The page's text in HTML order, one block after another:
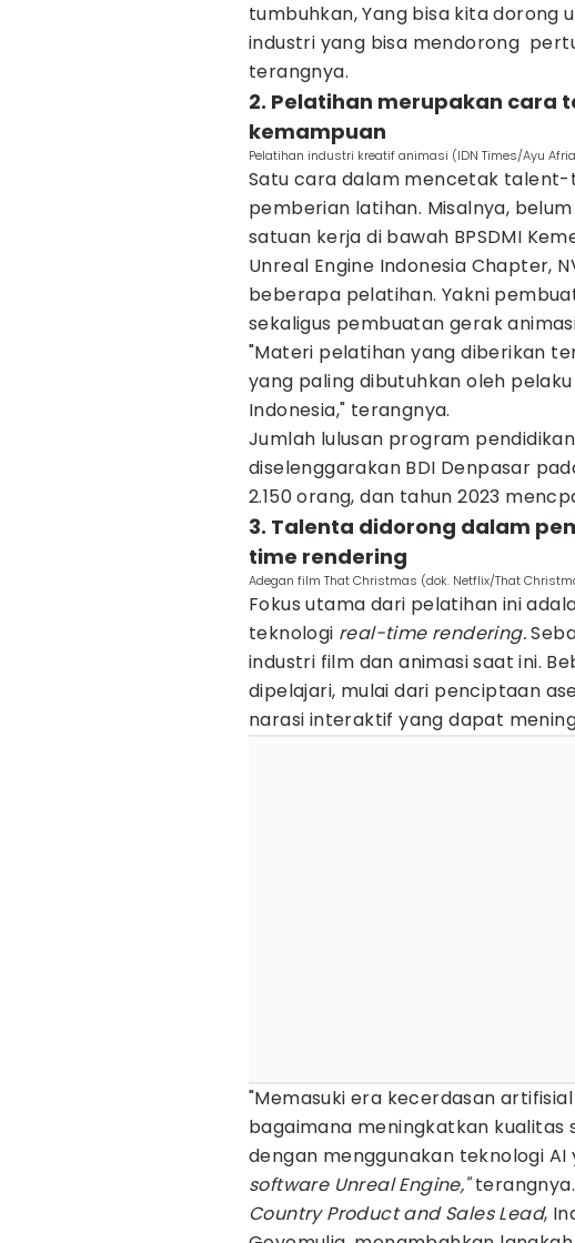
tumbuhkan, Yang bisa kita dorong
industri yang bisa mendorong
terangnya.
2. Pelatihan merupakan cara
kemampuan
Pelatihan industri kreatif animasi (IDN Times/Ayu
Satu cara dalam mencetak
pemberian latihan. Misalnya,
satuan kerja di bawah BPSDMI
Unreal Engine Indonesia Chapter,
beberapa pelatihan. Yakni
sekaligus pembuatan gerak
"Materi pelatihan yang diberikan
yang paling dibutuhkan oleh
Indonesia," terangnya.
Jumlah lulusan program
diselenggarakan BDI Denpasar
2.150 orang, dan tahun 2023
3. Talenta didorong dalam
time rendering
Adegan film That Christmas (dok. Netflix/That
Fokus utama dari pelatihan ini
teknologi real-time rendering.
industri film dan animasi saat ini.
dipelajari, mulai dari penciptaan
narasi interaktif yang dapat
"Memasuki era kecerdasan
bagaimana meningkatkan
dengan menggunakan teknologi
software Unreal Engine,"terangnya.
Country Product and Sales Lead,